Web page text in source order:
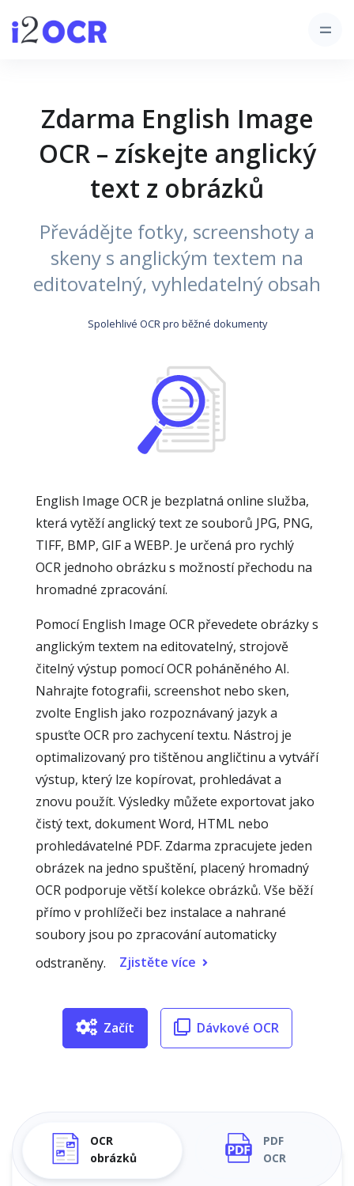
Zdarma English Image
OCR – získejte anglický
text z obrázků
Převádějte fotky, screenshoty a
skeny s anglickým textem na
editovatelný, vyhledatelný obsah
Spolehlivé OCR pro běžné dokumenty
English Image OCR je bezplatná online služba,
která vytěží anglický text ze souborů JPG, PNG,
TIFF, BMP, GIF a WEBP. Je určená pro rychlý
OCR jednoho obrázku s možností přechodu na
hromadné zpracování.
Pomocí English Image OCR převedete obrázky s
anglickým textem na editovatelný, strojově
čitelný výstup pomocí OCR poháněného AI.
Nahrajte fotografii, screenshot nebo sken,
zvolte English jako rozpoznávaný jazyk a
spusťte OCR pro zachycení textu. Nástroj je
optimalizovaný pro tištěnou angličtinu a vytváří
výstup, který lze kopírovat, prohledávat a
znovu použít. Výsledky můžete exportovat jako
čistý text, dokument Word, HTML nebo
prohledávatelné PDF. Zdarma zpracujete jeden
obrázek na jedno spuštění, placený hromadný
OCR podporuje větší kolekce obrázků. Vše běží
přímo v prohlížeči bez instalace a nahrané
soubory jsou po zpracování automaticky
odstraněny.
Zjistěte více
Začít Dávkové OCR
OCR
obrázků
PDF
OCR